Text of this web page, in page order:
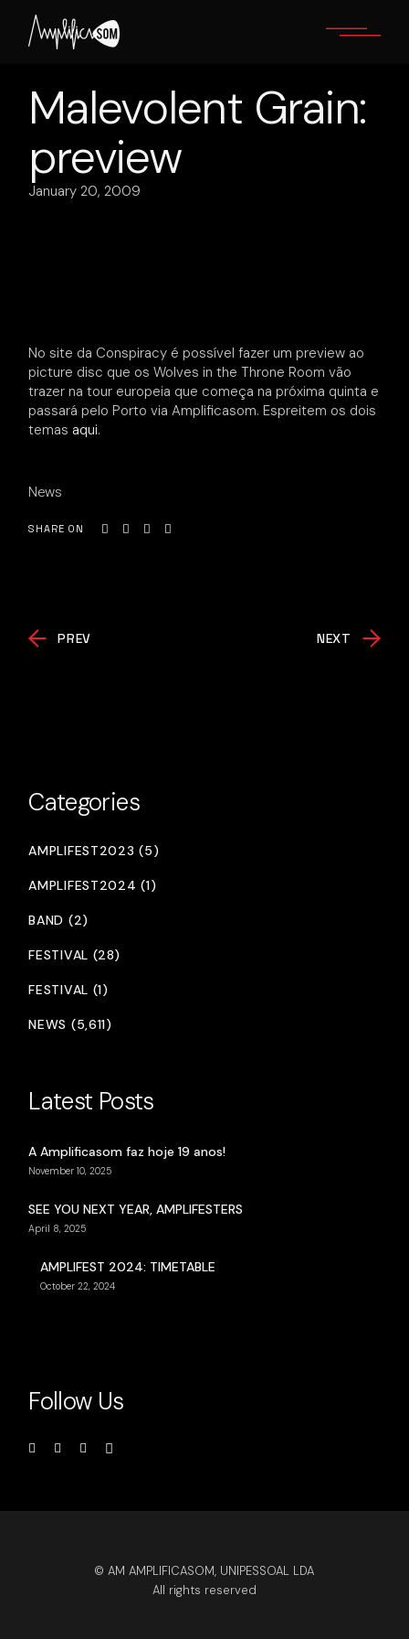
content
Malevolent Grain:
preview
January 20, 2009
No site da Conspiracy é possível fazer um preview ao
picture disc que os Wolves in the Throne Room vão
trazer na tour europeia que começa na próxima quinta e
passará pelo Porto via Amplificasom. Espreitem os dois
temas aqui.
News
SHARE ON
PREV NEXT
Categories
AMPLIFEST2023 (5)
AMPLIFEST2024 (1)
BAND (2)
FESTIVAL (28)
FESTIVAL (1)
NEWS (5,611)
Latest Posts
A Amplificasom faz hoje 19 anos!
November 10, 2025
SEE YOU NEXT YEAR, AMPLIFESTERS
April 8, 2025
AMPLIFEST 2024: TIMETABLE
October 22, 2024
Follow Us
© AM AMPLIFICASOM, UNIPESSOAL LDA
All rights reserved